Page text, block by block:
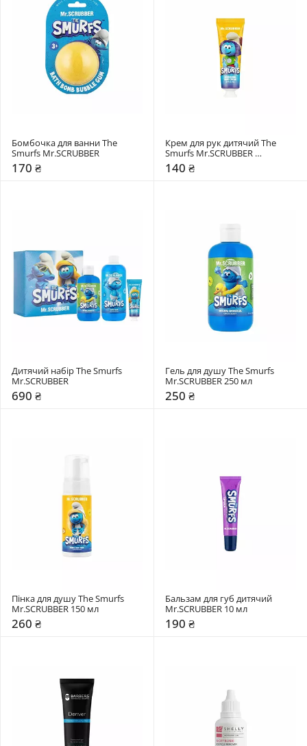
Бомбочка для ванни The
Smurfs Mr.SCRUBBER
170 ₴
Крем для рук дитячий The
Smurfs Mr.SCRUBBER
Яблучний пиріг
140 ₴
Дитячий набір The Smurfs
Mr.SCRUBBER
690 ₴
Гель для душу The Smurfs
Mr.SCRUBBER 250 мл
250 ₴
Пінка для душу The Smurfs
Mr.SCRUBBER 150 мл
260 ₴
Бальзам для губ дитячий
Mr.SCRUBBER 10 мл
190 ₴